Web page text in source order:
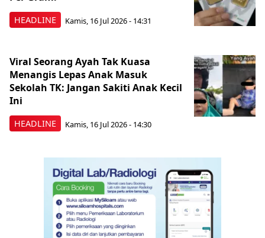
HEADLINE Kamis, 16 Jul 2026 - 14:31
HEADLINE
Viral Seorang Ayah Tak Kuasa
Menangis Lepas Anak Masuk
Sekolah TK: Jangan Sakiti Anak Kecil
Ini
Kamis, 16 Jul 2026 - 14:30